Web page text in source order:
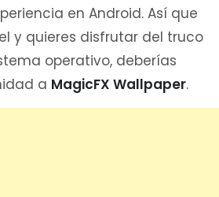
en Android. Así que
y quieres disfrutar del truco
operativo, deberías
a MagicFX Wallpaper.